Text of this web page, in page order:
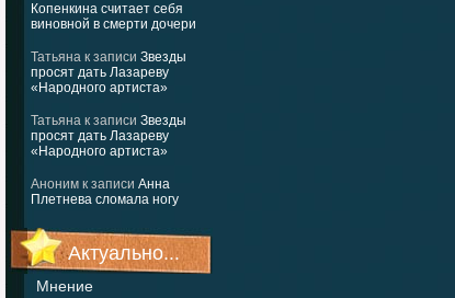
Копенкина считает себя
виновной в смерти дочери
Татьяна к записи Звезды
просят дать Лазареву
«Народного артиста»
Татьяна к записи Звезды
просят дать Лазареву
«Народного артиста»
Аноним к записи Анна
Плетнева сломала ногу
Актуально...
Мнение